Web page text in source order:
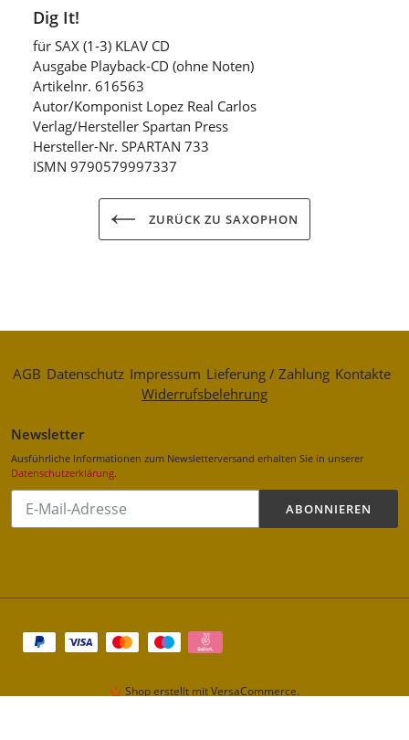
Dig It!
für SAX (1-3) KLAV CD
Ausgabe Playback-CD (ohne Noten)
Artikelnr. 616563
Autor/Komponist Lopez Real Carlos
Verlag/Hersteller Spartan Press
Hersteller-Nr. SPARTAN 733
ISMN 9790579997337
ZURÜCK ZU SAXOPHON
AGB Datenschutz Impressum Lieferung / Zahlung Kontakte
Widerrufsbelehrung
Newsletter
Ausführliche Informationen zum Newsletterversand erhalten Sie in unserer
Datenschutzerklärung.
Abonnieren
unsere
ABONNIEREN
Zahlungsarten
Shop erstellt mit VersaCommerce.